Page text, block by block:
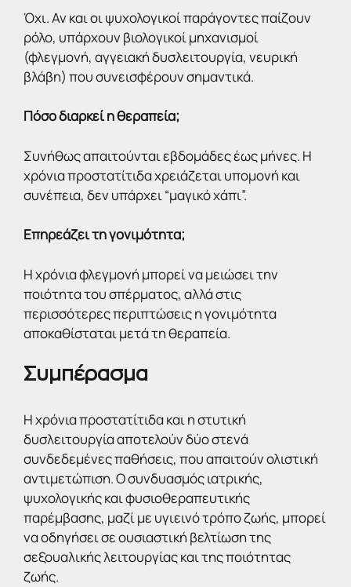
Όχι. Αν και οι ψυχολογικοί παράγοντες παίζουν
ρόλο, υπάρχουν βιολογικοί μηχανισμοί
(φλεγμονή, αγγειακή δυσλειτουργία, νευρική
βλάβη) που συνεισφέρουν σημαντικά.
Πόσο διαρκεί η θεραπεία;
Συνήθως απαιτούνται εβδομάδες έως μήνες. Η
χρόνια προστατίτιδα χρειάζεται υπομονή και
συνέπεια, δεν υπάρχει “μαγικό χάπι”.
Επηρεάζει τη γονιμότητα;
Η χρόνια φλεγμονή μπορεί να μειώσει την
ποιότητα του σπέρματος, αλλά στις
περισσότερες περιπτώσεις η γονιμότητα
αποκαθίσταται μετά τη θεραπεία.
Συμπέρασμα
Η χρόνια προστατίτιδα και η στυτική
δυσλειτουργία αποτελούν δύο στενά
συνδεδεμένες παθήσεις, που απαιτούν ολιστική
αντιμετώπιση. Ο συνδυασμός ιατρικής,
ψυχολογικής και φυσιοθεραπευτικής
παρέμβασης, μαζί με υγιεινό τρόπο ζωής, μπορεί
να οδηγήσει σε ουσιαστική βελτίωση της
σεξουαλικής λειτουργίας και της ποιότητας
ζωής.